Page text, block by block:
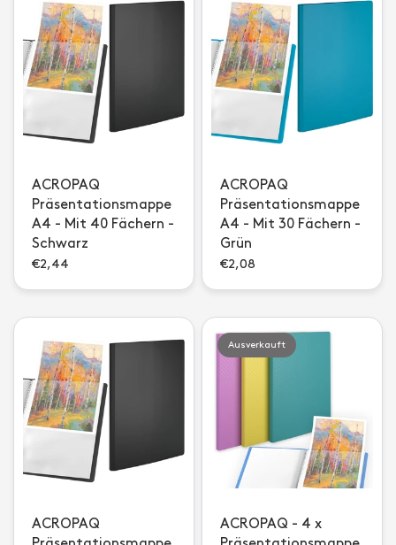
ACROPAQ
Präsentationsmappe
A4 - Mit 40 Fächern -
Schwarz
€2,44
ACROPAQ
Präsentationsmappe
A4 - Mit 30 Fächern -
Grün
€2,08
ACROPAQ
Ausverkauft
ACROPAQ - 4 x